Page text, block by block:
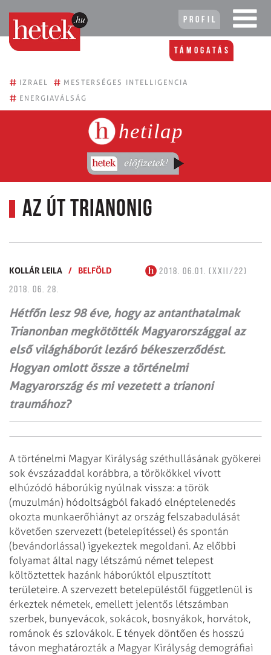
Profil
Támogatás
# IZRAEL # MESTERSÉGES INTELLIGENCIA
# ENERGIAVÁLSÁG
hetilap
Az út Trianonig
KOLLÁR LEILA / BELFÖLD
2018. 06.01. (XXII/22)
2018. 06. 28.
Hétfőn lesz 98 éve, hogy az antant­hatalmak
Trianonban megkötötték Magyarországgal az
első világháborút lezáró békeszerződést.
Hogyan omlott össze a történelmi
Magyarország és mi vezetett a trianoni
traumához?
A történelmi Magyar Királyság széthullásának gyökerei
sok évszázaddal korábbra, a törökökkel vívott
elhúzódó háborúkig nyúlnak vissza: a török
(muzulmán) hódoltságból fakadó elnéptelenedés
okozta munkaerőhiányt az ország felszabadulását
követően szervezett (betelepítéssel) és spontán
(bevándorlással) igyekeztek megoldani. Az előbbi
folyamat által nagy létszámú német telepest
költöztettek hazánk háborúktól elpusztított
területeire. A szervezett betelepüléstől függetlenül is
érkeztek németek, emellett jelentős létszámban
szerbek, bunyevácok, sokácok, bosnyákok, horvátok,
románok és szlovákok. E tények döntően és hosszú
távon meghatározták a Magyar Királyság demográfiai